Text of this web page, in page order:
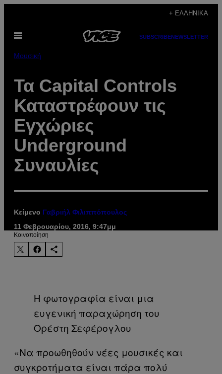
περιεχόμενο
+ ΕΛΛΗΝΙΚΆ
Ανοίξτε
SUBSCRIBENEWSLETTER
Μουσική
Τα Capital Controls
Καταστρέφουν τις
Εγχώριες
Underground
Συναυλίες
Κείμενο Γαβριήλ Φιλιππόπουλος
11 Φεβρουαρίου, 2016, 9:47μμ
Kοινοποίηση
Η φωτογραφία είναι μια
ευγενική παραχώρηση του
Ορέστη Σεφέρογλου
«Να προωθηθούν νέες μουσικές και
συγκροτήματα είναι πάρα πολύ